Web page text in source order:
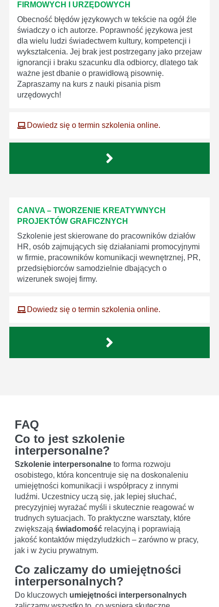
FIRMOWYCH I URZĘDOWYCH
Obecność błędów językowych w tekście na ogół źle
świadczy o ich autorze. Poprawność językowa jest
dla wielu ludzi świadectwem kultury, kompetencji i
wykształcenia. Jej brak jest postrzegany jako przejaw
ignorancji i braku szacunku dla odbiorcy, dlatego tak
ważne jest dbanie o prawidłową pisownię.
Zapraszamy na kurs z nauki pisania pism
urzędowych!
Dowiedz się o termin szkolenia online.
CANVA – TWORZENIE KREATYWNYCH
PROJEKTÓW GRAFICZNYCH
Szkolenie jest skierowane do pracowników działów
HR, osób zajmujących się działaniami promocyjnymi
w firmie, pracowników komunikacji wewnętrznej, PR,
przedsiębiorców samodzielnie dbających o
wizerunek swojej firmy.
Dowiedz się o termin szkolenia online.
FAQ
Co to jest szkolenie
interpersonalne?
Szkolenie interpersonalne to forma rozwoju
osobistego, która koncentruje się na doskonaleniu
umiejętności komunikacji i współpracy z innymi
ludźmi. Uczestnicy uczą się, jak lepiej słuchać,
precyzyjniej wyrażać myśli i skutecznie reagować w
trudnych sytuacjach. To praktyczne warsztaty, które
zwiększają świadomość relacyjną i poprawiają
jakość kontaktów międzyludzkich – zarówno w pracy,
jak i w życiu prywatnym.
Co zaliczamy do umiejętności
interpersonalnych?
Do kluczowych umiejętności interpersonalnych